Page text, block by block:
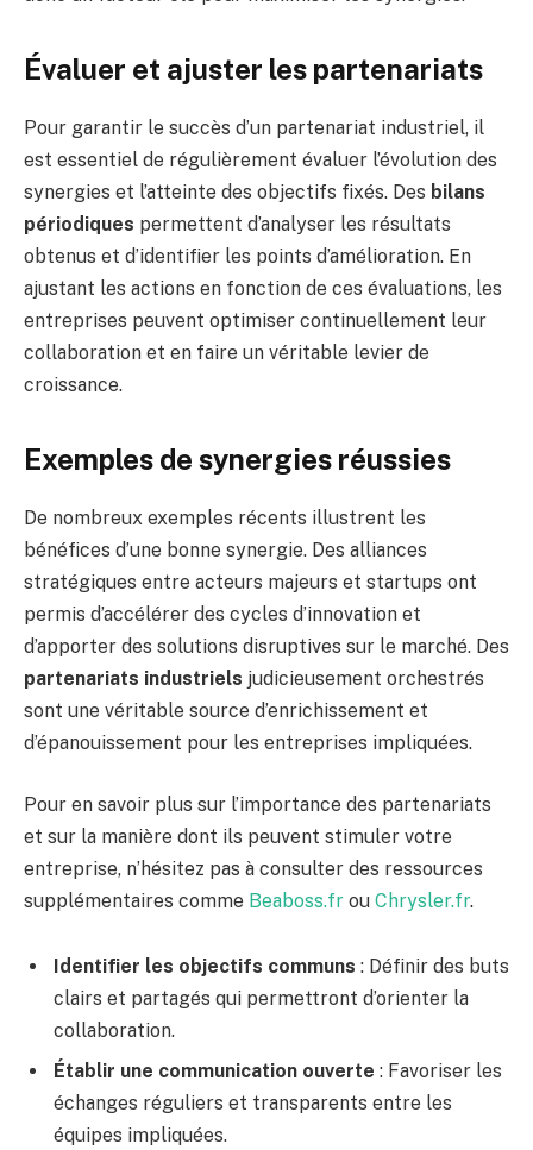
Évaluer et ajuster les partenariats
Pour garantir le succès d’un partenariat industriel, il
est essentiel de régulièrement évaluer l’évolution des
synergies et l’atteinte des objectifs fixés. Des bilans
périodiques permettent d’analyser les résultats
obtenus et d’identifier les points d’amélioration. En
ajustant les actions en fonction de ces évaluations, les
entreprises peuvent optimiser continuellement leur
collaboration et en faire un véritable levier de
croissance.
Exemples de synergies réussies
De nombreux exemples récents illustrent les
bénéfices d’une bonne synergie. Des alliances
stratégiques entre acteurs majeurs et startups ont
permis d’accélérer des cycles d’innovation et
d’apporter des solutions disruptives sur le marché. Des
partenariats industriels judicieusement orchestrés
sont une véritable source d’enrichissement et
d’épanouissement pour les entreprises impliquées.
Pour en savoir plus sur l’importance des partenariats
et sur la manière dont ils peuvent stimuler votre
entreprise, n’hésitez pas à consulter des ressources
supplémentaires comme Beaboss.fr ou Chrysler.fr.
Identifier les objectifs communs : Définir des buts
clairs et partagés qui permettront d’orienter la
collaboration.
Établir une communication ouverte : Favoriser les
échanges réguliers et transparents entre les
équipes impliquées.